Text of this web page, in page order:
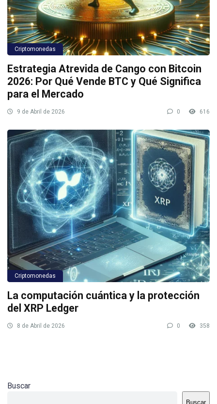
Criptomonedas
Estrategia Atrevida de Cango con Bitcoin
2026: Por Qué Vende BTC y Qué Significa
para el Mercado
9 de Abril de 2026 0 616
Criptomonedas
La computación cuántica y la protección
del XRP Ledger
8 de Abril de 2026 0 358
Buscar
Buscar